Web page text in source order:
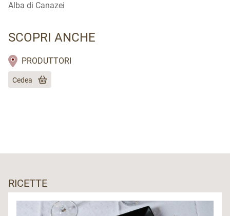
Alba di Canazei
SCOPRI ANCHE
PRODUTTORI
Cedea
RICETTE